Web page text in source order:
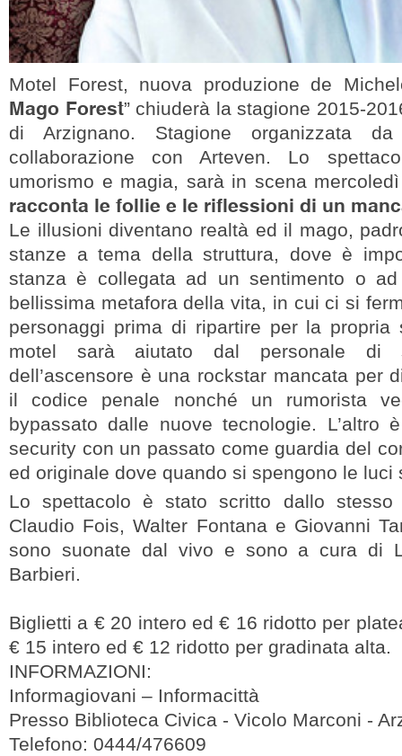
Motel Forest, nuova produzione de
Mago Forest” chiuderà la stagione 2015-
di Arzignano. Stagione organizzata
collaborazione con Arteven. Lo
umorismo e magia, sarà in scena
racconta le follie e le riflessioni di un
Le illusioni diventano realtà ed il mago,
stanze a tema della struttura, dove è
stanza è collegata ad un sentimento o ad
bellissima metafora della vita, in cui ci si
personaggi prima di ripartire per la propria
motel sarà aiutato dal personale di
dell’ascensore è una rockstar mancata per
il codice penale nonché un rumorista
bypassato dalle nuove tecnologie. L’altro
security con un passato come guardia del
ed originale dove quando si spengono le luci
Lo spettacolo è stato scritto dallo stesso
Claudio Fois, Walter Fontana e Giovanni
sono suonate dal vivo e sono a cura di
Barbieri.
Biglietti a € 20 intero ed € 16 ridotto per
€ 15 intero ed € 12 ridotto per gradinata alta.
INFORMAZIONI:
Informagiovani – Informacittà
Presso Biblioteca Civica - Vicolo Marconi -
Telefono: 0444/476609